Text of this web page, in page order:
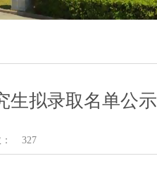
生拟录取名单公示
327